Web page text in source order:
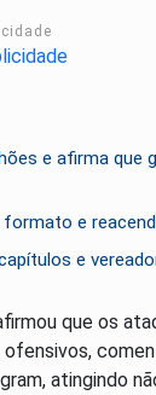
e afirma que
e
e
que os
atingindo